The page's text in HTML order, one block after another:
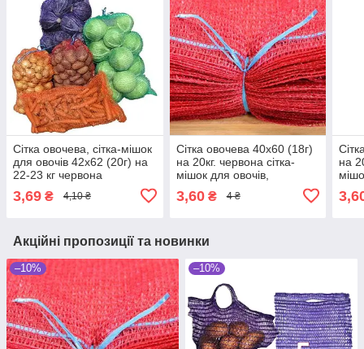
Сітка овочева, сітка-мішок
для овочів 42х62 (20г) на
22-23 кг червона
3,69 ₴ 4,10 ₴
Сітка овочева 40х60 (18г)
на 20кг. червона сітка-
мішок для овочів,
3,60₴ 4 ₴
на
Акційні пропозиції та новинки
–10% –10%